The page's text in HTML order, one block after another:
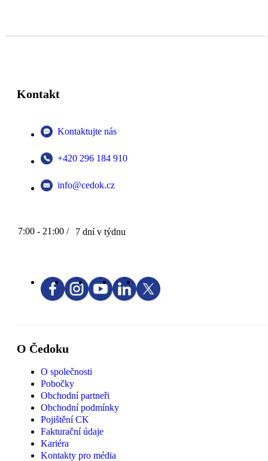
Kontakt
Kontaktujte nás
+420 296 184 910
info@cedok.cz
7:00 - 21:00 / 7 dní v týdnu
O Čedoku
O společnosti
Pobočky
Obchodní partneři
Obchodní podmínky
Pojištění CK
Fakturační údaje
Kariéra
Kontakty pro média